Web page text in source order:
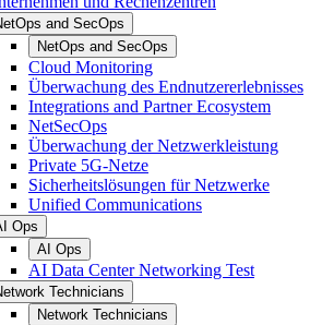
and SecOps
NetOps and SecOps
Cloud Monitoring
Überwachung des Endnutzererlebnisses
Integrations and Partner Ecosystem
NetSecOps
Überwachung der Netzwerkleistung
Private 5G-Netze
Sicherheitslösungen für Netzwerke
Unified Communications
Ops
AI Ops
AI Data Center Networking Test
Technicians
Network Technicians